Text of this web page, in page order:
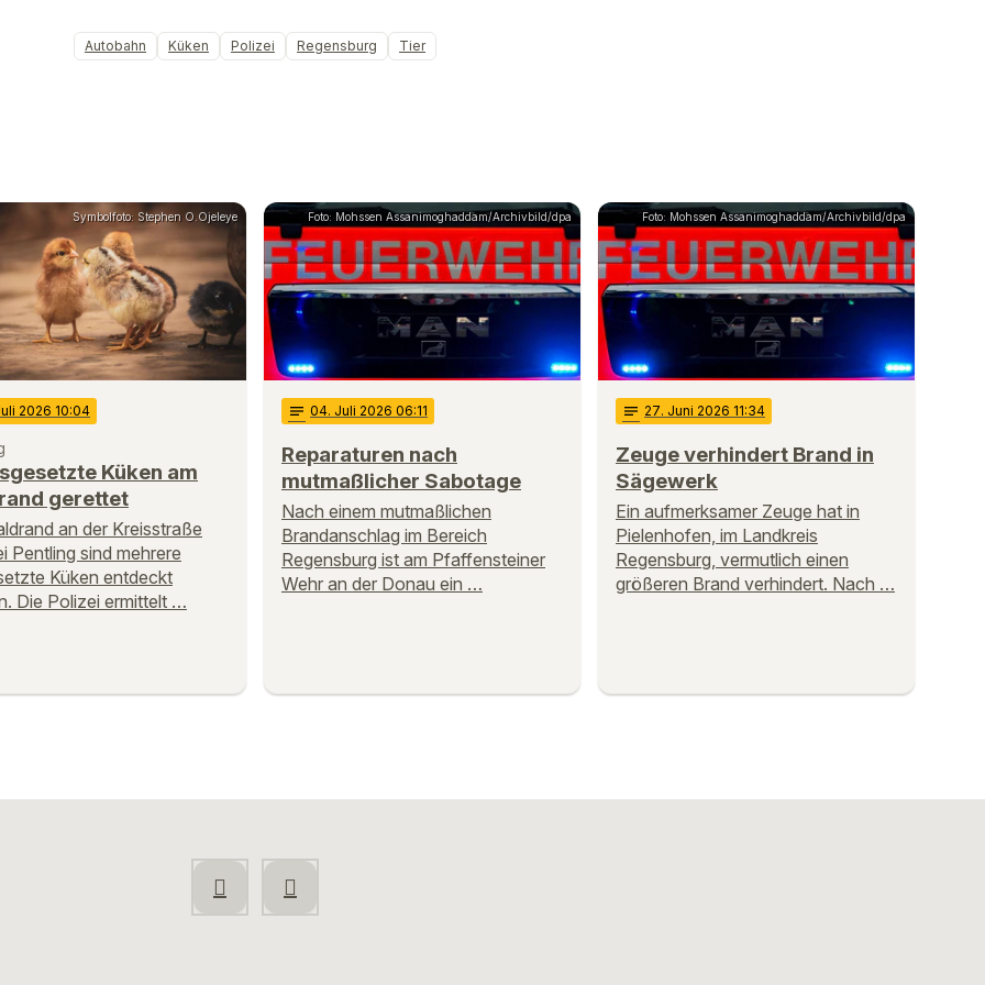
Autobahn Küken Polizei Regensburg Tier
Symbolfoto: Stephen O.Ojeleye
2026 10:04
Küken am
gerettet
an der Kreisstraße
Pentling sind mehrere
Küken entdeckt
Die Polizei ermittelt …
Foto: Mohssen Assanimoghaddam/Archivbild/dpa
notes 04. Juli 2026 06:11
Reparaturen nach
mutmaßlicher Sabotage
Nach einem mutmaßlichen
Brandanschlag im Bereich
Regensburg ist am Pfaffensteiner
Wehr an der Donau ein …
Foto: Mohssen Assanimoghaddam/Archivbild/dpa
notes 27. Juni 2026 11:34
Zeuge verhindert Brand in
Sägewerk
Ein aufmerksamer Zeuge hat in
Pielenhofen, im Landkreis
Regensburg, vermutlich einen
größeren Brand verhindert. Nach …